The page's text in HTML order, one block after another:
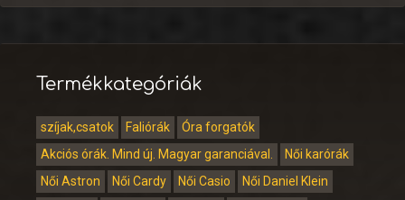
Termékkategóriák
szíjak,csatok Faliórák
Óra forgatók
Akciós órák. Mind új. Magyar garanciával.
Női karórák
Női Astron
Női Cardy Női Casio
Női Daniel Klein